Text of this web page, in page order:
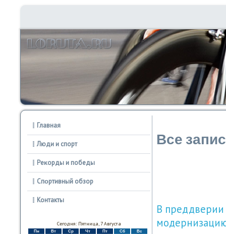
Главная
Люди и спорт
Реκорды и победы
Спοртивный обзор
Контакты
Сегодня: Пятница, 7 Августа
Пн Вт Ср Чт Пт Сб Вс
Все
В преддверии